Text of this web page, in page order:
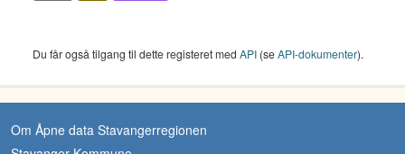
Du får også tilgang til dette registeret med API (seAPI-dokumenter).
Om Åpne data Stavangerregionen